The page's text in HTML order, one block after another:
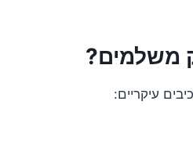
משלמים?
עיקריים: